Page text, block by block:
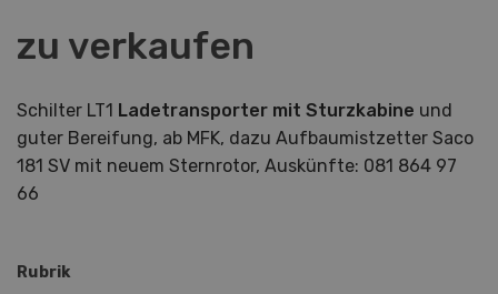
zu verkaufen
Schilter LT1 Ladetransporter mit Sturzkabine und
guter Bereifung, ab MFK, dazu Aufbaumistzetter Saco
181 SV mit neuem Sternrotor, Auskünfte: 081 864 97
66
Rubrik